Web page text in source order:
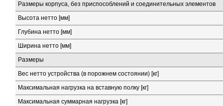
Размеры корпуса, без приспособлений и соединительных элементов
Высота нетто [мм]
Глубина нетто [мм]
Ширина нетто [мм]
Размеры
Вес нетто устройства (в порожнем состоянии) [кг]
Максимальная нагрузка на вставную полку [кг]
Максимальная суммарная нагрузка [кг]